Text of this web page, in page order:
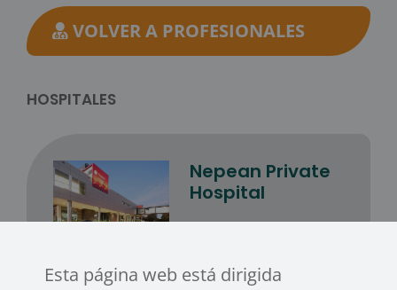
VOLVER A PROFESIONALES
HOSPITALES
Nepean Private
Hospital
Kingswood 2747
Esta página web está dirigida